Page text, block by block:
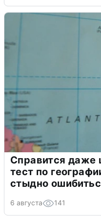
Справится даже
тест по
стыдно
6 августа 141